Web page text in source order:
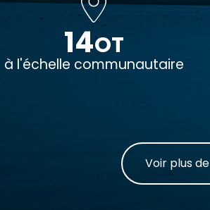
14OT
à l'échelle communautaire
Voir plus